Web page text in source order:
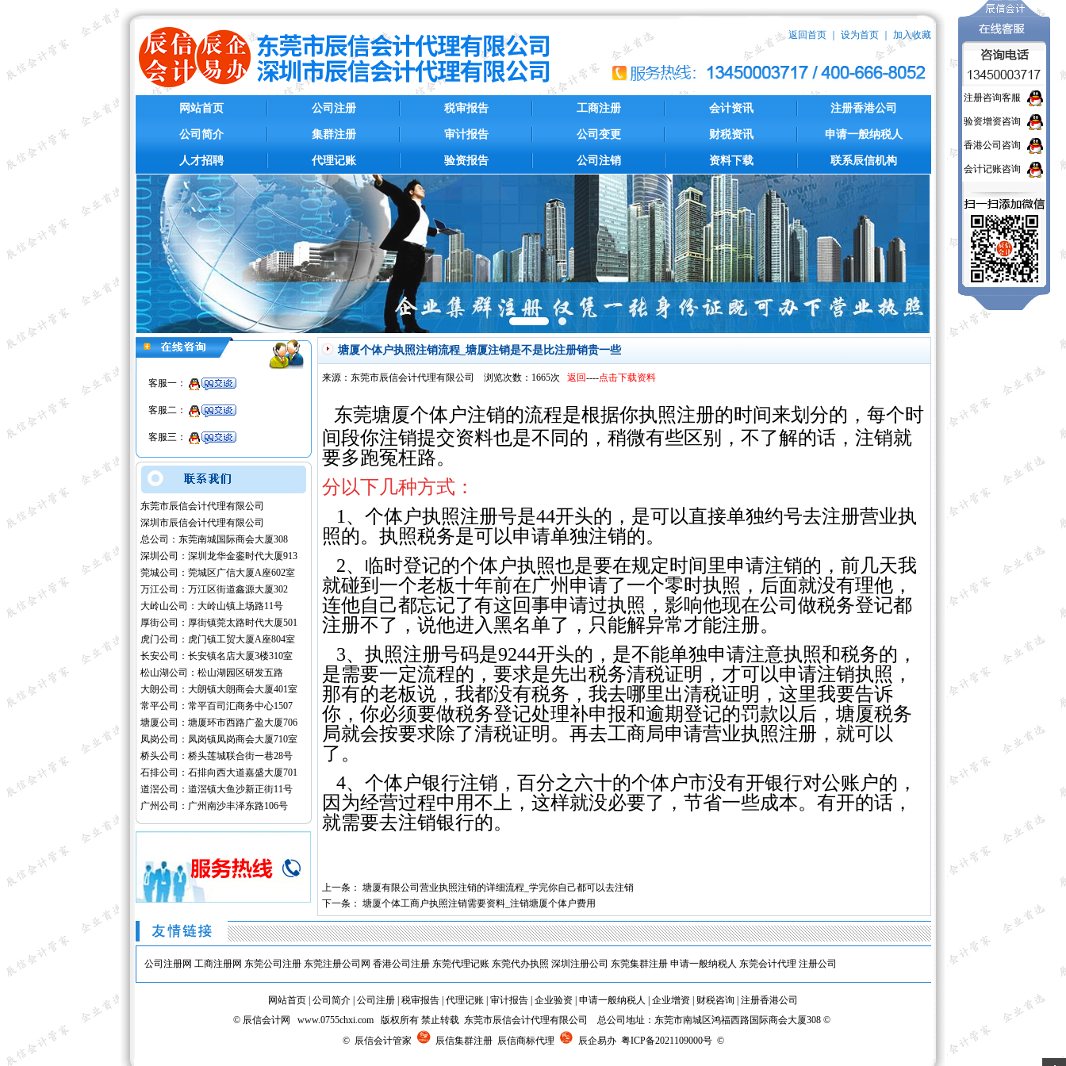
返回首页｜ 设为首页｜ 加入收藏
网站首页
公司简介
人才招聘
公司注册
集群注册
代理记账
税审报告
审计报告
验资报告
工商注册
公司变更
公司注销
会计资讯
财税资讯
资料下载
注册香港公司
申请一般纳税人
联系辰信机构
1 2
客服一：
客服二：
客服三：
东莞市辰信会计代理有限公司
深圳市辰信会计代理有限公司
总公司：东莞南城国际商会大厦308
深圳公司：深圳龙华金銮时代大厦913
莞城公司：莞城区广信大厦A座602室
万江公司：万江区街道鑫源大厦302
大岭山公司：大岭山镇上场路11号
厚街公司：厚街镇莞太路时代大厦501
虎门公司：虎门镇工贸大厦A座804室
长安公司：长安镇名店大厦3楼310室
松山湖公司：松山湖园区研发五路
大朗公司：大朗镇大朗商会大厦401室
常平公司：常平百司汇商务中心1507
塘厦公司：塘厦环市西路广盈大厦706
凤岗公司：凤岗镇凤岗商会大厦710室
桥头公司：桥头莲城联合街一巷28号
石排公司：石排向西大道嘉盛大厦701
道滘公司：道滘镇大鱼沙新正街11号
广州公司：广州南沙丰泽东路106号
塘厦个体户执照注销流程_塘厦注销是不是比注册销贵一些
来源：东莞市辰信会计代理有限公司 浏览次数：1665次 返回----点击下载资料
东莞塘厦个体户注销的流程是根据你执照注册的时间来划分的，每个时
间段你注销提交资料也是不同的，稍微有些区别，不了解的话，注销就
要多跑冤枉路。
分以下几种方式：
1、个体户执照注册号是44开头的，是可以直接单独约号去注册营业执
照的。执照税务是可以申请单独注销的。
2、临时登记的个体户执照也是要在规定时间里申请注销的，前几天我
就碰到一个老板十年前在广州申请了一个零时执照，后面就没有理他，
连他自己都忘记了有这回事申请过执照，影响他现在公司做税务登记都
注册不了，说他进入黑名单了，只能解异常才能注册。
3、执照注册号码是9244开头的，是不能单独申请注意执照和税务的，
是需要一定流程的，要求是先出税务清税证明，才可以申请注销执照，
那有的老板说，我都没有税务，我去哪里出清税证明，这里我要告诉
你，你必须要做税务登记处理补申报和逾期登记的罚款以后，塘厦税务
局就会按要求除了清税证明。再去工商局申请营业执照注册，就可以
了。
4、个体户银行注销，百分之六十的个体户市没有开银行对公账户的，
因为经营过程中用不上，这样就没必要了，节省一些成本。有开的话，
就需要去注销银行的。
上一条： 塘厦有限公司营业执照注销的详细流程_学完你自己都可以去注销
下一条： 塘厦个体工商户执照注销需要资料_注销塘厦个体户费用
公司注册网 工商注册网 东莞公司注册 东莞注册公司网 香港公司注册 东莞代理记账 东莞代办执照 深圳注册公司 东莞集群注册 申请一般纳税人 东莞会计代理 注册公司
网站首页 公司简介 公司注册 税审报告 代理记账 审计报告 企业验资 申请一般纳税人 企业增资 财税咨询
注册香港公司
© 辰信会计网 www.0755chxi.com 版权所有 禁止转载 东莞市辰信会计代理有限公司 总公司地址：东莞市南城区鸿福西路国际商会大厦308 ©
© 辰信会计管家
辰信集群注册 辰信商标代理 辰企易办 粤ICP备2021109000号©
注册咨询客服
验资增资咨询
香港公司咨询
会计记账咨询